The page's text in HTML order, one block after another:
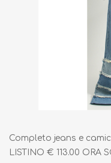
Completo jeans e
LISTINO € 113.00 ORA